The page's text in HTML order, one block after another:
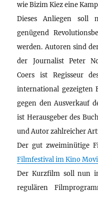
wie Bizim Kiez eine
Dieses Anliegen soll
genügend
werden. Autoren sind
der Journalist Peter
Coers ist Regisseur
international gezeigten
gegen den Ausverkauf
ist Herausgeber des
und Autor zahlreicher
Der gut zweiminütige
Filmfestival im Kino
Der Kurzfilm soll nun
regulären